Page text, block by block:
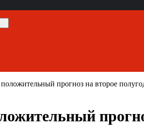
прогноз на второе